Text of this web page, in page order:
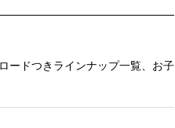
ードつきラインナップ一覧、お子